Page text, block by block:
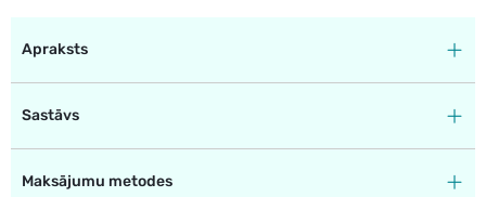
Apraksts
Sastāvs
Maksājumu metodes